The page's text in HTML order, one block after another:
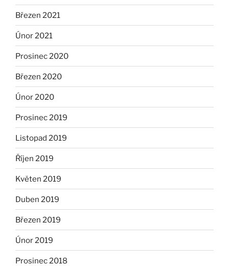
Březen 2021
Únor 2021
Prosinec 2020
Březen 2020
Únor 2020
Prosinec 2019
Listopad 2019
Říjen 2019
Květen 2019
Duben 2019
Březen 2019
Únor 2019
Prosinec 2018